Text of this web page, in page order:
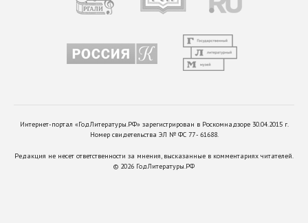
Интернет-портал «ГодЛитературы.РФ» зарегистрирован в Роскомнадзоре 30.04.2015 г.
Номер свидетельства ЭЛ № ФС 77 - 61688.
Редакция не несет ответственности за мнения, высказанные в комментариях читателей.
© 2026 ГодЛитературы.РФ